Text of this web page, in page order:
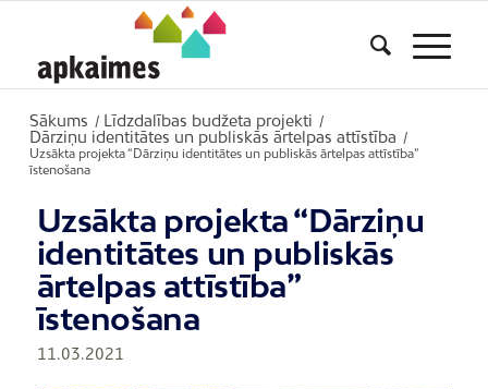
Sākums / Līdzdalības budžeta projekti /
Dārziņu identitātes un publiskās ārtelpas attīstība
/
Uzsākta projekta “Dārziņu identitātes un publiskās ārtelpas attīstība”
īstenošana
Uzsākta projekta “Dārziņu
identitātes un publiskās
ārtelpas attīstība”
īstenošana
11.03.2021